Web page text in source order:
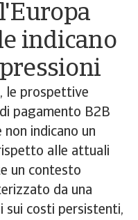
indicano
le prospettive
pagamento B2B
indicano un
alle attuali
un contesto
da una
sui costi persistenti,